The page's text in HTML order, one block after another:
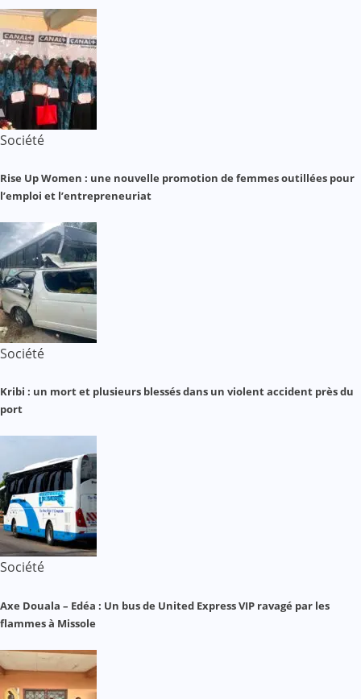
Société
Rise Up Women : une nouvelle promotion de femmes outillées pour
l’emploi et l’entrepreneuriat
Société
Kribi : un mort et plusieurs blessés dans un violent accident près du
port
Société
Axe Douala – Edéa : Un bus de United Express VIP ravagé par les
flammes à Missole